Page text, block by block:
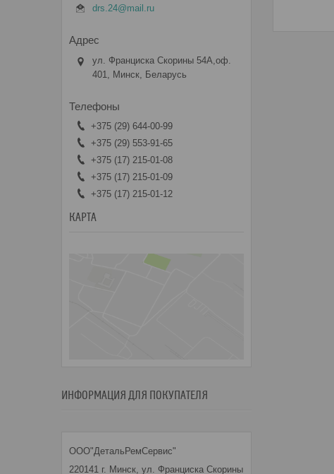
drs.24@mail.ru
ул. Франциска Скорины 54А,оф.
401, Минск, Беларусь
+375 (29) 644-00-99
+375 (29) 553-91-65
+375 (17) 215-01-08
+375 (17) 215-01-09
+375 (17) 215-01-12
КАРТА
ИНФОРМАЦИЯ ДЛЯ ПОКУПАТЕЛЯ
ООО"ДетальРемСервис"
220141 г. Минск, ул. Франциска Скорины